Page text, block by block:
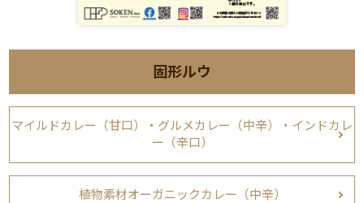
固形ルウ
マイルドカレー（甘口）・グルメカレー（中辛）・インドカレ
ー（辛口）
植物素材オーガニックカレー（中辛）